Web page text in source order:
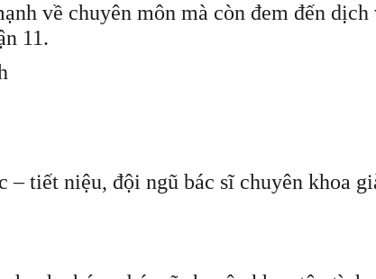
về chuyên môn mà còn đem đến dịch
11.
tiết niệu, đội ngũ bác sĩ chuyên khoa